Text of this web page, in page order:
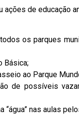
de educação
os parques
Básica;
ao Parque
de possíveis
nas aulas